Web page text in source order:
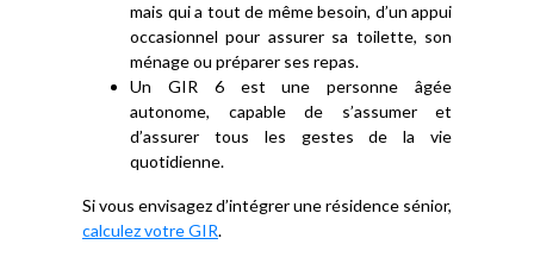
mais qui a tout de même besoin, d’un appui
occasionnel pour assurer sa toilette, son
ménage ou préparer ses repas.
Un GIR 6 est une personne âgée
autonome, capable de s’assumer et
d’assurer tous les gestes de la vie
quotidienne.
Si vous envisagez d’intégrer une résidence sénior,
calculez votre GIR.